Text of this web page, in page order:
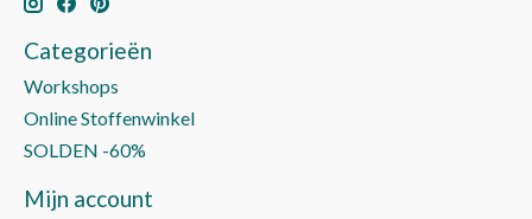
Categorieën
Workshops
Online Stoffenwinkel
SOLDEN -60%
Mijn account